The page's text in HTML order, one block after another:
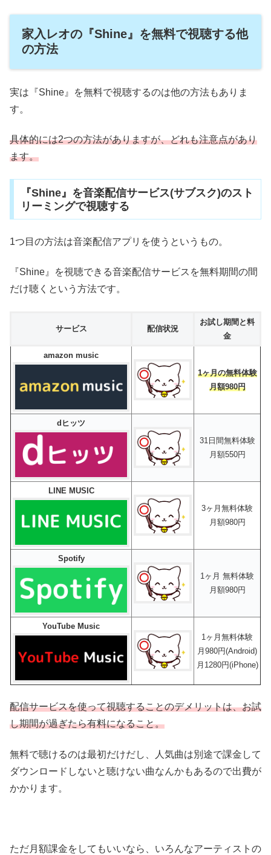
家入レオの『Shine』を無料で視聴する他
の方法
実は『Shine』を無料で視聴するのは他の方法もありま
す。
具体的には2つの方法がありますが、どれも注意点があり
ます。
『Shine』を音楽配信サービス(サブスク)のスト
リーミングで視聴する
1つ目の方法は音楽配信アプリを使うというもの。
『Shine』を視聴できる音楽配信サービスを無料期間の間
だけ聴くという方法です。
サービス 配信状況
お試し期間と料
金
amazon music
1ヶ月の無料体験
月額980円
dヒッツ
31日間無料体験
月額550円
LINE MUSIC
3ヶ月無料体験
月額980円
Spotify
1ヶ月 無料体験
月額980円
YouTube Music
1ヶ月無料体験
月980円(Android)
月1280円(iPhone)
配信サービスを使って視聴することのデメリットは、お試
し期間が過ぎたら有料になること。
無料で聴けるのは最初だけだし、人気曲は別途で課金して
ダウンロードしないと聴けない曲なんかもあるので出費が
かかります。
ただ月額課金をしてもいいなら、いろんなアーティストの